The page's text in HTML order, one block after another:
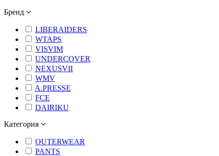
Бренд
LIBERAIDERS
WTAPS
VISVIM
UNDERCOVER
NEXUSVII
WMV
A.PRESSE
FCE
DAIRIKU
Категория
OUTERWEAR
PANTS